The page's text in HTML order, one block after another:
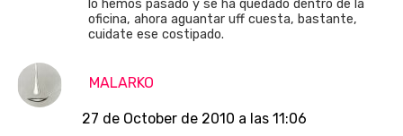
lo hemos pasado y se ha quedado dentro de la
oficina, ahora aguantar uff cuesta, bastante,
cuidate ese costipado.
MALARKO
27 de October de 2010 a las 11:06